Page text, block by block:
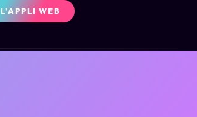
L'APPLI WEB